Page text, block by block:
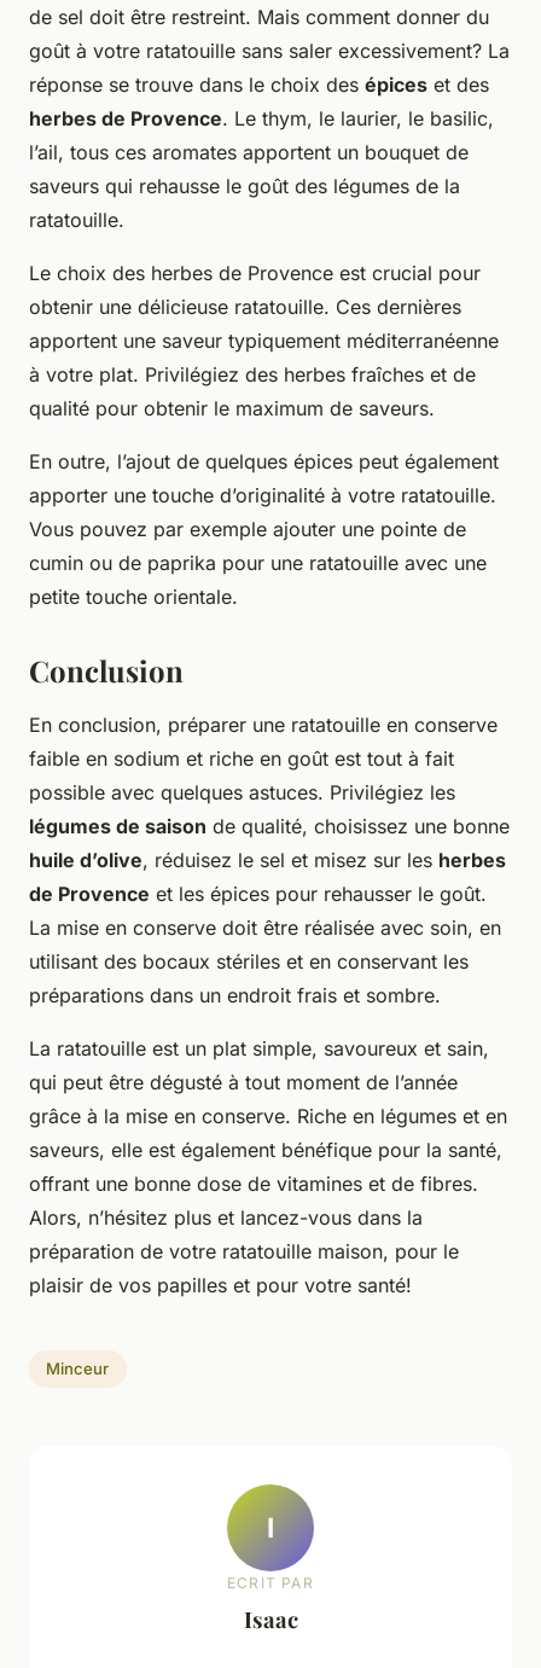
de sel doit être restreint. Mais comment donner du
goût à votre ratatouille sans saler excessivement? La
réponse se trouve dans le choix des épices et des
herbes de Provence. Le thym, le laurier, le basilic,
l’ail, tous ces aromates apportent un bouquet de
saveurs qui rehausse le goût des légumes de la
ratatouille.
Le choix des herbes de Provence est crucial pour
obtenir une délicieuse ratatouille. Ces dernières
apportent une saveur typiquement méditerranéenne
à votre plat. Privilégiez des herbes fraîches et de
qualité pour obtenir le maximum de saveurs.
En outre, l’ajout de quelques épices peut également
apporter une touche d’originalité à votre ratatouille.
Vous pouvez par exemple ajouter une pointe de
cumin ou de paprika pour une ratatouille avec une
petite touche orientale.
Conclusion
En conclusion, préparer une ratatouille en conserve
faible en sodium et riche en goût est tout à fait
possible avec quelques astuces. Privilégiez les
légumes de saison de qualité, choisissez une bonne
huile d’olive, réduisez le sel et misez sur les herbes
de Provence et les épices pour rehausser le goût.
La mise en conserve doit être réalisée avec soin, en
utilisant des bocaux stériles et en conservant les
préparations dans un endroit frais et sombre.
La ratatouille est un plat simple, savoureux et sain,
qui peut être dégusté à tout moment de l’année
grâce à la mise en conserve. Riche en légumes et en
saveurs, elle est également bénéfique pour la santé,
offrant une bonne dose de vitamines et de fibres.
Alors, n’hésitez plus et lancez-vous dans la
préparation de votre ratatouille maison, pour le
plaisir de vos papilles et pour votre santé!
Minceur
I
ECRIT PAR
Isaac